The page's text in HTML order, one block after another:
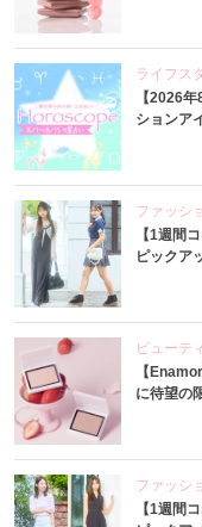
ライフス
【2026
ションア
ファッシ
【1週間
ピックア
ビューテ
【
に待望の
ファッシ
【1週間